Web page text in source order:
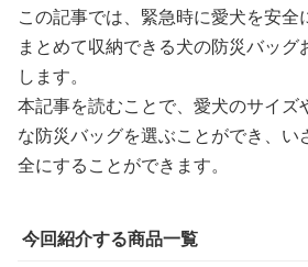
この記事では、緊急時に愛犬を安全
まとめて収納できる犬の防災バッグ
します。
本記事を読むことで、愛犬のサイズ
な防災バッグを選ぶことができ、い
全にすることができます。
今回紹介する商品一覧